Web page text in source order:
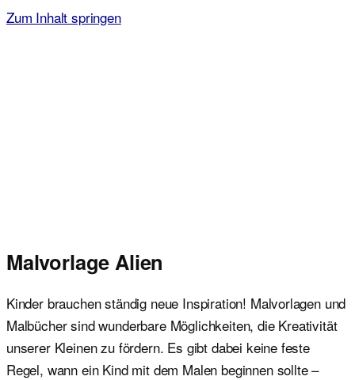
Zum Inhalt springen
Malvorlage Alien
Kinder brauchen ständig neue Inspiration! Malvorlagen und
Malbücher sind wunderbare Möglichkeiten, die Kreativität
unserer Kleinen zu fördern. Es gibt dabei keine feste
Regel, wann ein Kind mit dem Malen beginnen sollte –